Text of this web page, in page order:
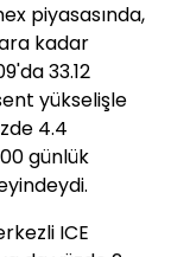
piyasasında,
kadar
33.12
yükselişle
4.4
günlük
ICE